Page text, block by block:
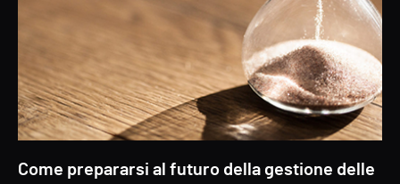
Come prepararsi al futuro della gestione delle